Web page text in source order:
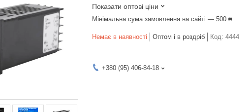
Показати оптові ціни
Мінімальна сума замовлення на сайті — 500 ₴
Немає в наявності Оптом і в роздріб Код: 4444
+380 (95) 406-84-18